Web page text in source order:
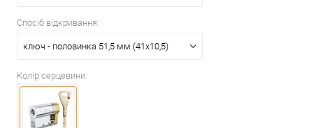
Спосіб відкривання:
ключ - половинка 51,5 мм (41x10,5)
Колір серцевини: